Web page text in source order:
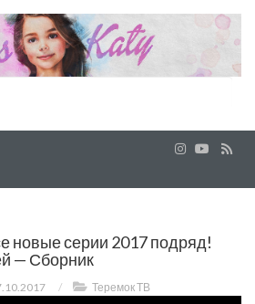
новые серии 2017 подряд!
— Сборник
/ Теремок ТВ